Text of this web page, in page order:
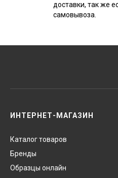
доставки, так же
самовывоза.
ИНТЕРНЕТ-МАГАЗИН
Каталог товаров
Бренды
Образцы онлайн